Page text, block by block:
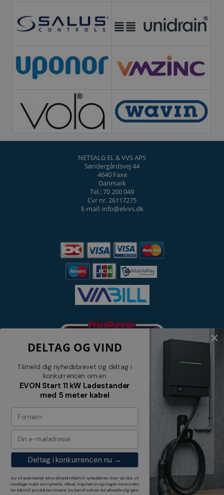
NETSALG EL & VVS APS
Søndergårdsvej 44
4640 Faxe
Danmark
Tel.: 70 200 049
Cvr nr. 26117275
E-mail: info@elvvs.dk
Nyhedsbrev
Tilmeld dig vores nyhedsbrev og
modtag relevante tilbud og nyheder
Tilmeld
DELTAG OG VIND
Tilmeld dig nyhedsbrevet og deltag i
konkurrencen om en
EVON Start 11 kW Ladestander
med 5 meter kabel
Deltag i konkurrencen nu →
Du vil automatisk blive tilmeldt El&VVS' nyhedsbrev, hvor du bl.a. vil
modtage mails om nyheder, tilbud, inspiration og meget mere inden
forEl&VVS'produktsortiment. Du kan til enhver tid afmelde dig igen.